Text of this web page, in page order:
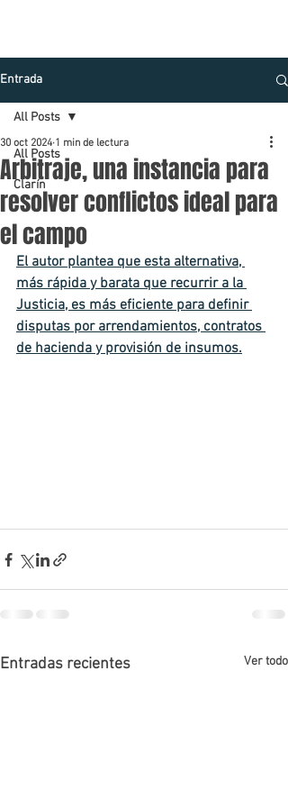
Entrada
All Posts
Clarín
All Posts
Arbitraje, una instancia para
resolver conflictos ideal para
el campo
30 oct 2024 1 min de lectura
El autor plantea que esta alternativa,
más rápida y barata que recurrir a la
Justicia, es más eficiente para definir
disputas por arrendamientos, contratos
de hacienda y provisión de insumos.
Entradas recientes Ver todo